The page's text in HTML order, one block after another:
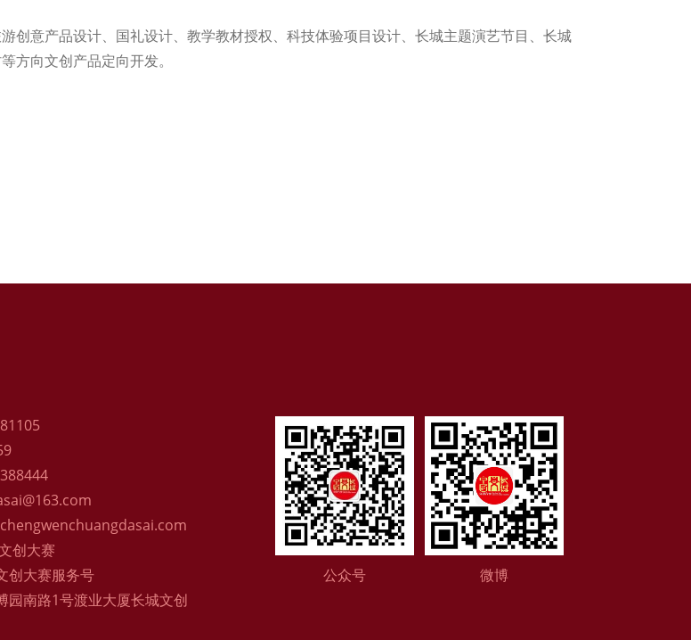
创意产品设计、国礼设计、教学教材授权、科技体验项目设计、长城主题演艺节目、长城
方向文创产品定向开发。
创大赛
创大赛服务号
园南路1号渡业大厦长城文创
公众号 微博